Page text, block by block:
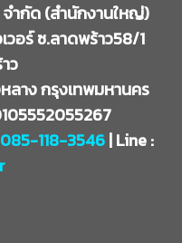
ำกัด (สำนักงานใหญ่)
อร์ ซ.ลาดพร้าว58/1
ว
ลาง กรุงเทพมหานคร
085-118-3546| Line :